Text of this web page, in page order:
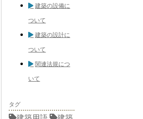
建築の設備に
ついて
建築の設計に
ついて
関連法規につ
いて
タグ